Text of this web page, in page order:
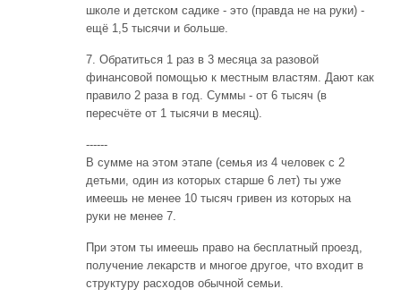
школе и детском садике - это (правда не на руки) -
ещё 1,5 тысячи и больше.
7. Обратиться 1 раз в 3 месяца за разовой
финансовой помощью к местным властям. Дают как
правило 2 раза в год. Суммы - от 6 тысяч (в
пересчёте от 1 тысячи в месяц).
------
В сумме на этом этапе (семья из 4 человек с 2
детьми, один из которых старше 6 лет) ты уже
имеешь не менее 10 тысяч гривен из которых на
руки не менее 7.
При этом ты имеешь право на бесплатный проезд,
получение лекарств и многое другое, что входит в
структуру расходов обычной семьи.